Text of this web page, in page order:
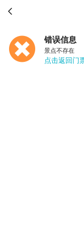

错误信息
景点不存在
点击返回门